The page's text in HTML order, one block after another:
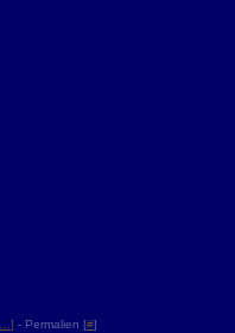
] - Permalien [#]